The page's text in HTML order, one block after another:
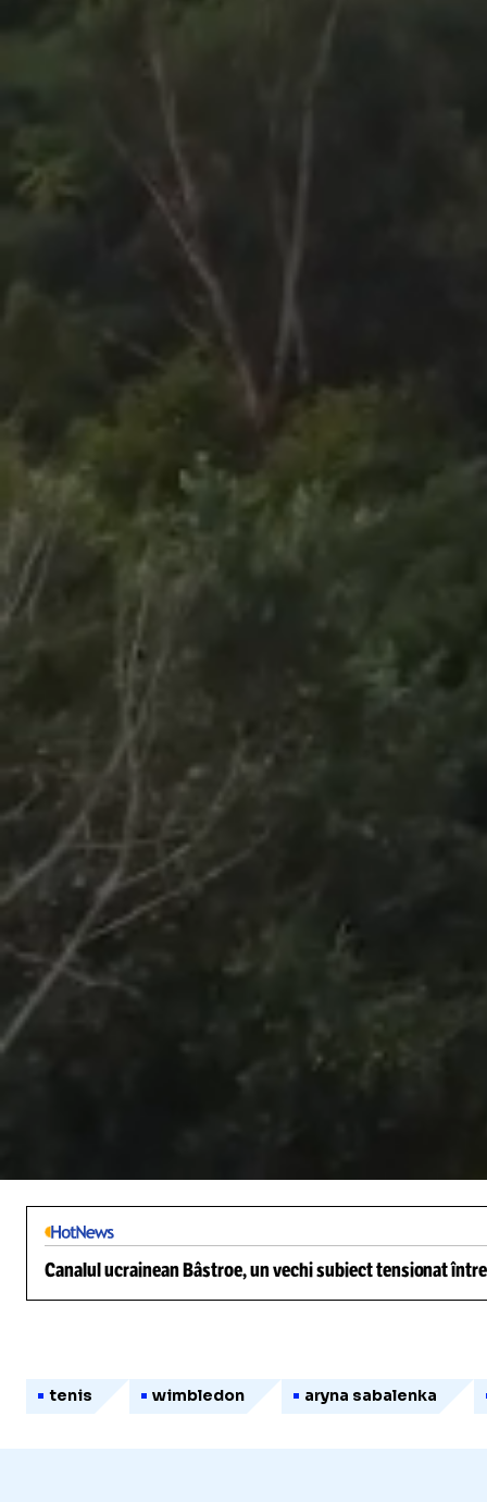
Canalul ucrainean Bâstroe, un vechi subiect tensionat
tenis wimbledon aryna sabalenka